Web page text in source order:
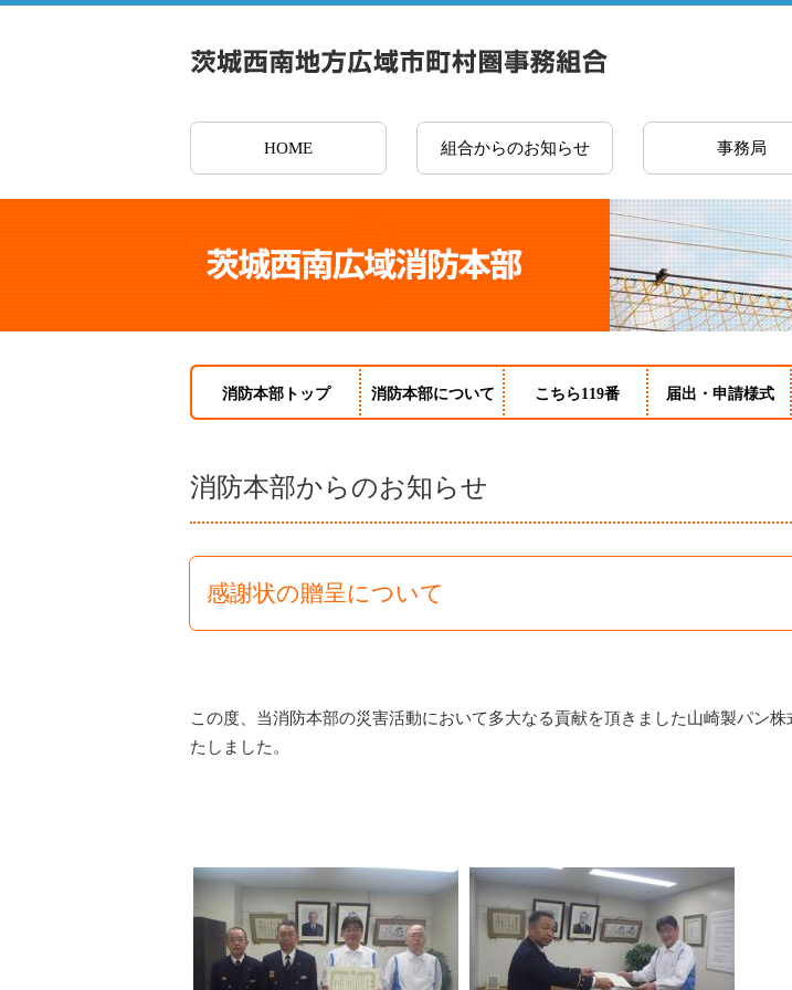
HOME 組合からのお知らせ 事務局
消防本部トップ 消防本部について こちら119番 届出・申請様式
消防本部からのお知らせ
感謝状の贈呈について
この度、当消防本部の災害活動において多大なる貢献を頂きました山崎製パン
たしました。